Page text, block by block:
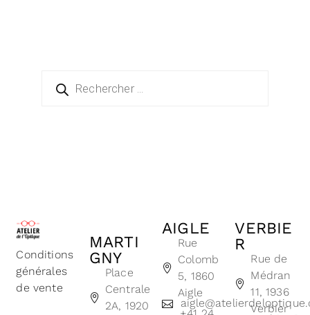
Conditions
générales
de vente
MARTI
GNY
Place
Centrale
2A, 1920
AIGLE
Rue
Colomb
5, 1860
Aigle
VERBIE
R
Rue de
Médran
11, 1936
Verbier